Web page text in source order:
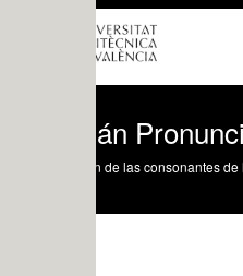
Pronunciación:
de las consonantes de las vocales en